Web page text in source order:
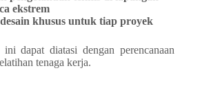
ekstrem
khusus untuk tiap proyek
dapat diatasi dengan perencanaan
tenaga kerja.